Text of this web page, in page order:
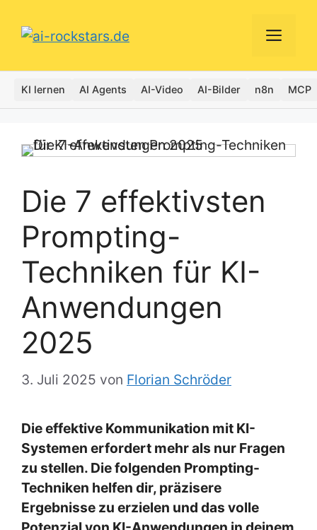
Inhalt
KI lernen AI Agents AI-Video AI-Bilder n8n MCP
Symbolbild – mit KI erstellt
Die 7 effektivsten
Prompting-
Techniken für KI-
Anwendungen
2025
3. Juli 2025 von Florian Schröder
Die effektive Kommunikation mit KI-
Systemen erfordert mehr als nur Fragen
zu stellen. Die folgenden Prompting-
Techniken helfen dir, präzisere
Ergebnisse zu erzielen und das volle